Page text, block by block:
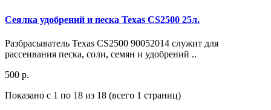
Сеялка удобрений и песка Texas CS2500 25л.
Разбрасыватель Texas CS2500 90052014 служит для
рассеивания песка, соли, семян и удобрений ..
500 р.
Показано с 1 по 18 из 18 (всего 1 страниц)